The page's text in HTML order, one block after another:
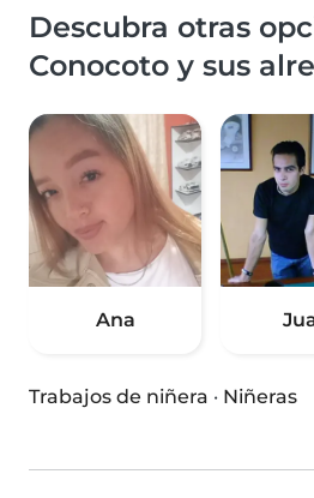
Descubra otras
Conocoto y sus
Ana
Trabajos de niñera · Niñeras